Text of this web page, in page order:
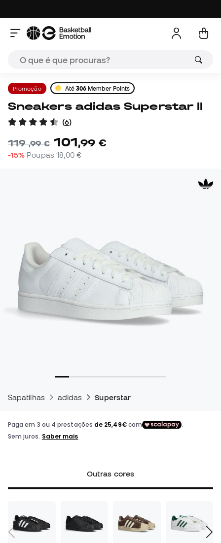
Promoção Até 306 Member Points
Sneakers adidas Superstar II
(6)
119,99 € 101,99 €
-15% Poupas 18,00 €
Sapatilhas adidas Superstar
Outras cores